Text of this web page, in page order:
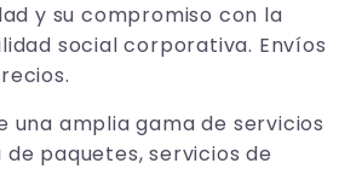
y su compromiso con la
social corporativa. Envíos
una amplia gama de servicios
paquetes, servicios de